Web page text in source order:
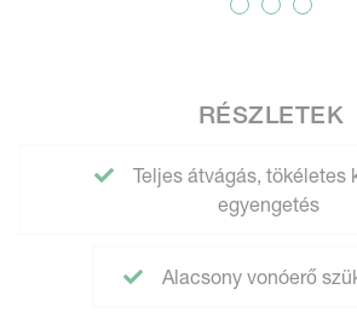
RÉSZLETEK
Teljes átvágás, tökéletes
egyengetés
Alacsony vonóerő